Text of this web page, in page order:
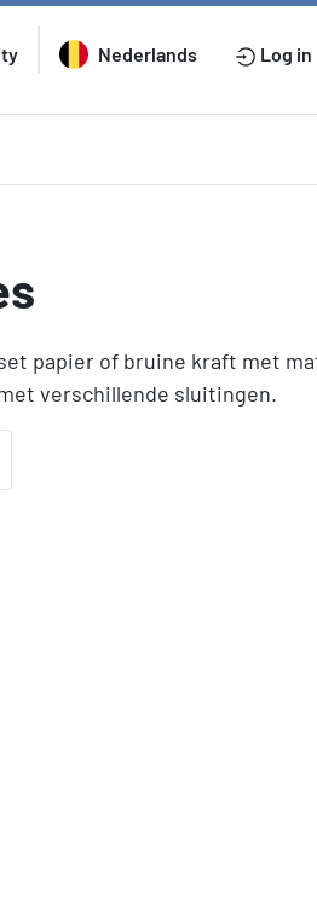
Nederlands Log in
papier of bruine kraft met
verschillende sluitingen.